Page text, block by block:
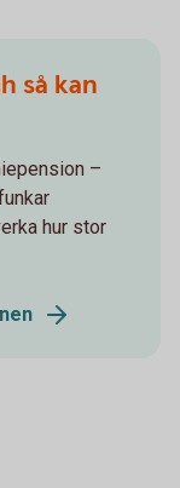
så kan
–
hur stor